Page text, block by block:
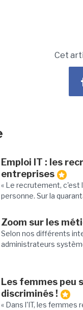
Cet
Emploi IT : les
entreprises
« Le recrutement, c'est
personne. Sur la
Zoom sur les
Selon nos différents
administrateurs
Les femmes peu
discriminés !
« Dans l'IT, les femmes